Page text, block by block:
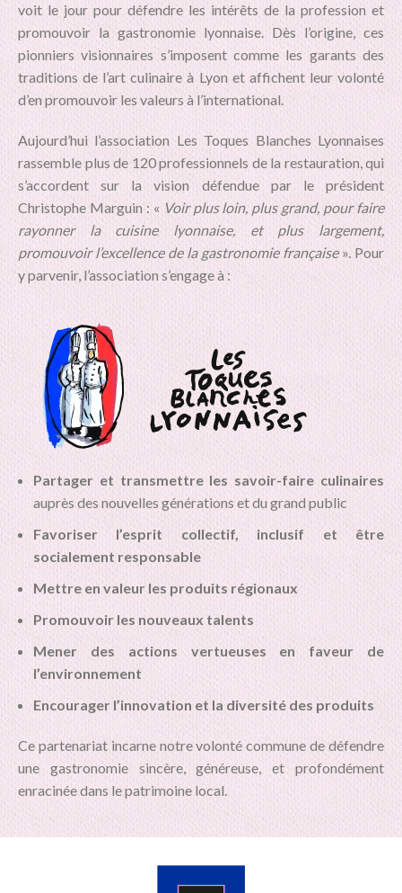
voit le jour pour défendre les intérêts de la profession et
promouvoir la gastronomie lyonnaise. Dès l’origine, ces
pionniers visionnaires s’imposent comme les garants des
traditions de l’art culinaire à Lyon et affichent leur volonté
d’en promouvoir les valeurs à l’international.
Aujourd’hui l’association Les Toques Blanches Lyonnaises
rassemble plus de 120 professionnels de la restauration, qui
s’accordent sur la vision défendue par le président
Christophe Marguin : « Voir plus loin, plus grand, pour faire
rayonner la cuisine lyonnaise, et plus largement,
promouvoir l’excellence de la gastronomie française». Pour
y parvenir, l’association s’engage à :
Partager et transmettre les savoir-faire culinaires
auprès des nouvelles générations et du grand public
Favoriser l’esprit collectif, inclusif et être
socialement responsable
Mettre en valeur les produits régionaux
Promouvoir les nouveaux talents
Mener des actions vertueuses en faveur de
l’environnement
Encourager l’innovation et la diversité des produits
Ce partenariat incarne notre volonté commune de défendre
une gastronomie sincère, généreuse, et profondément
enracinée dans le patrimoine local.